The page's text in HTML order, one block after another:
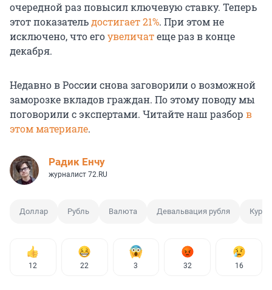
очередной раз повысил ключевую ставку. Теперь
этот показательдостигает 21%. При этом не
исключено, что егоувеличатеще раз в конце
декабря.
Недавно в России снова заговорили о возможной
заморозке вкладов граждан. По этому поводу мы
поговорили с экспертами. Читайте наш разбор в
этом материале.
Радик Енчу
журналист 72.RU
Доллар Рубль Валюта Девальвация рубля Курс
12 22 3 32 16